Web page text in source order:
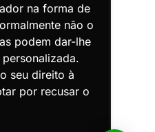
na forma de
não o
podem dar-lhe
seu direito à
por recusar o
direitos reservados.